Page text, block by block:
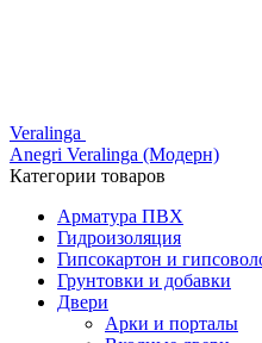
Veralinga
Anegri Veralinga (Модерн)
Категории товаров
Арматура ПВХ
Гидроизоляция
Гипсокартон и
Грунтовки и добавки
Двери
Арки и порталы